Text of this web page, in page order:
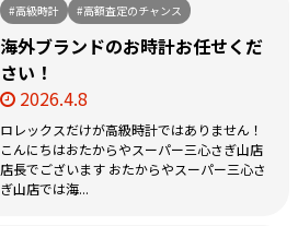
#高級時計 #高額査定のチャンス
海外ブランドのお時計お任せくだ
さい！
2026.4.8
ロレックスだけが高級時計ではありません！
こんにちはおたからやスーパー三心さぎ山店
店長でございます おたからやスーパー三心さ
ぎ山店では海...